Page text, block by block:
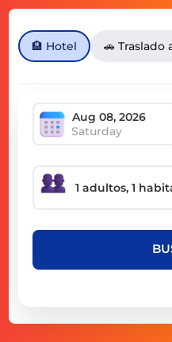
🏨 Hotel 🚗 Traslado
Saturday